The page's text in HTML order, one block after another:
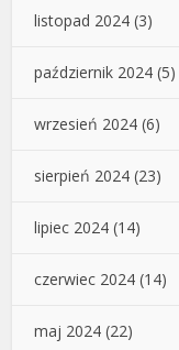
listopad 2024 (3)
październik 2024 (5)
wrzesień 2024 (6)
sierpień 2024 (23)
lipiec 2024 (14)
czerwiec 2024 (14)
maj 2024 (22)